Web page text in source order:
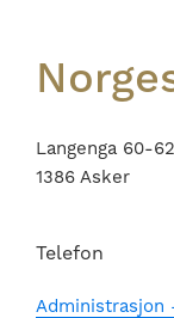
Langenga 60-
1386 Asker
Telefon
Administrasjon